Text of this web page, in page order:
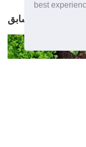
best
المقال السابق